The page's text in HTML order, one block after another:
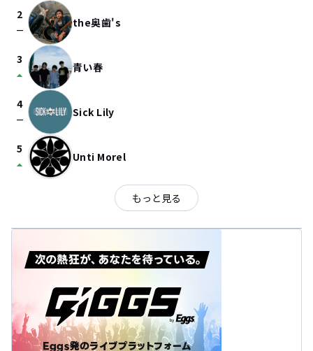
2
check_indeterminate_small the奥歯's
3
arrow_drop_up 青い春
4
check_indeterminate_small Sick Lily
5
arrow_drop_up Unti Morel
もっと見る